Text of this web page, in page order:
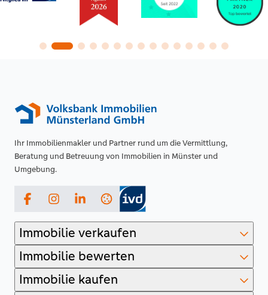
Ihr Immobilienmakler und Partner rund um die Vermittlung,
Beratung und Betreuung von Immobilien in Münster und
Umgebung.
FacebookInstagramLinkedIn
Immobilie verkaufen
Immobilie bewerten
Immobilie kaufen